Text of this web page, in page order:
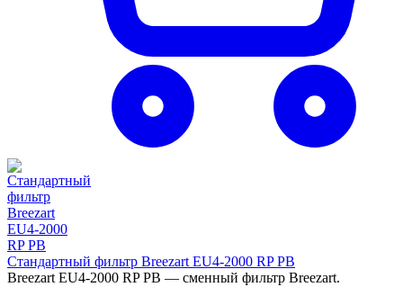
Стандартный фильтр Breezart EU4-2000 RP PB
Breezart EU4-2000 RP PB — сменный фильтр Breezart.